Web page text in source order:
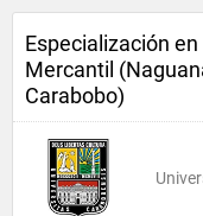
Especialización
Mercantil
Carabobo)